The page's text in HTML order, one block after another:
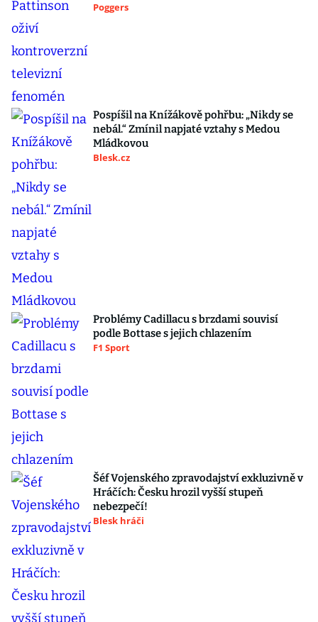
Poggers
Pospíšil na Knížákově pohřbu: „Nikdy se
nebál.“ Zmínil napjaté vztahy s Medou
Mládkovou
Blesk.cz
Problémy Cadillacu s brzdami souvisí
podle Bottase s jejich chlazením
F1 Sport
Šéf Vojenského zpravodajství exkluzivně v
Hráčích: Česku hrozil vyšší stupeň
nebezpečí!
Blesk hráči